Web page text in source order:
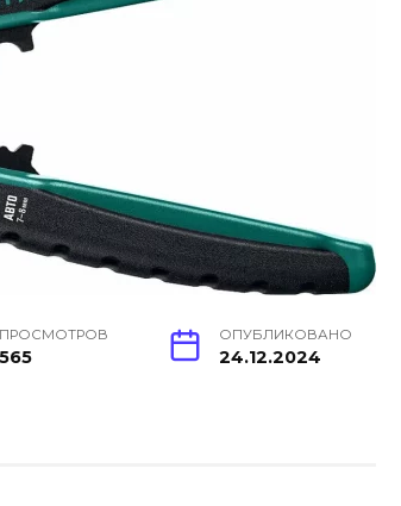
ПРОСМОТРОВ
565
ОПУБЛИКОВАНО
24.12.2024